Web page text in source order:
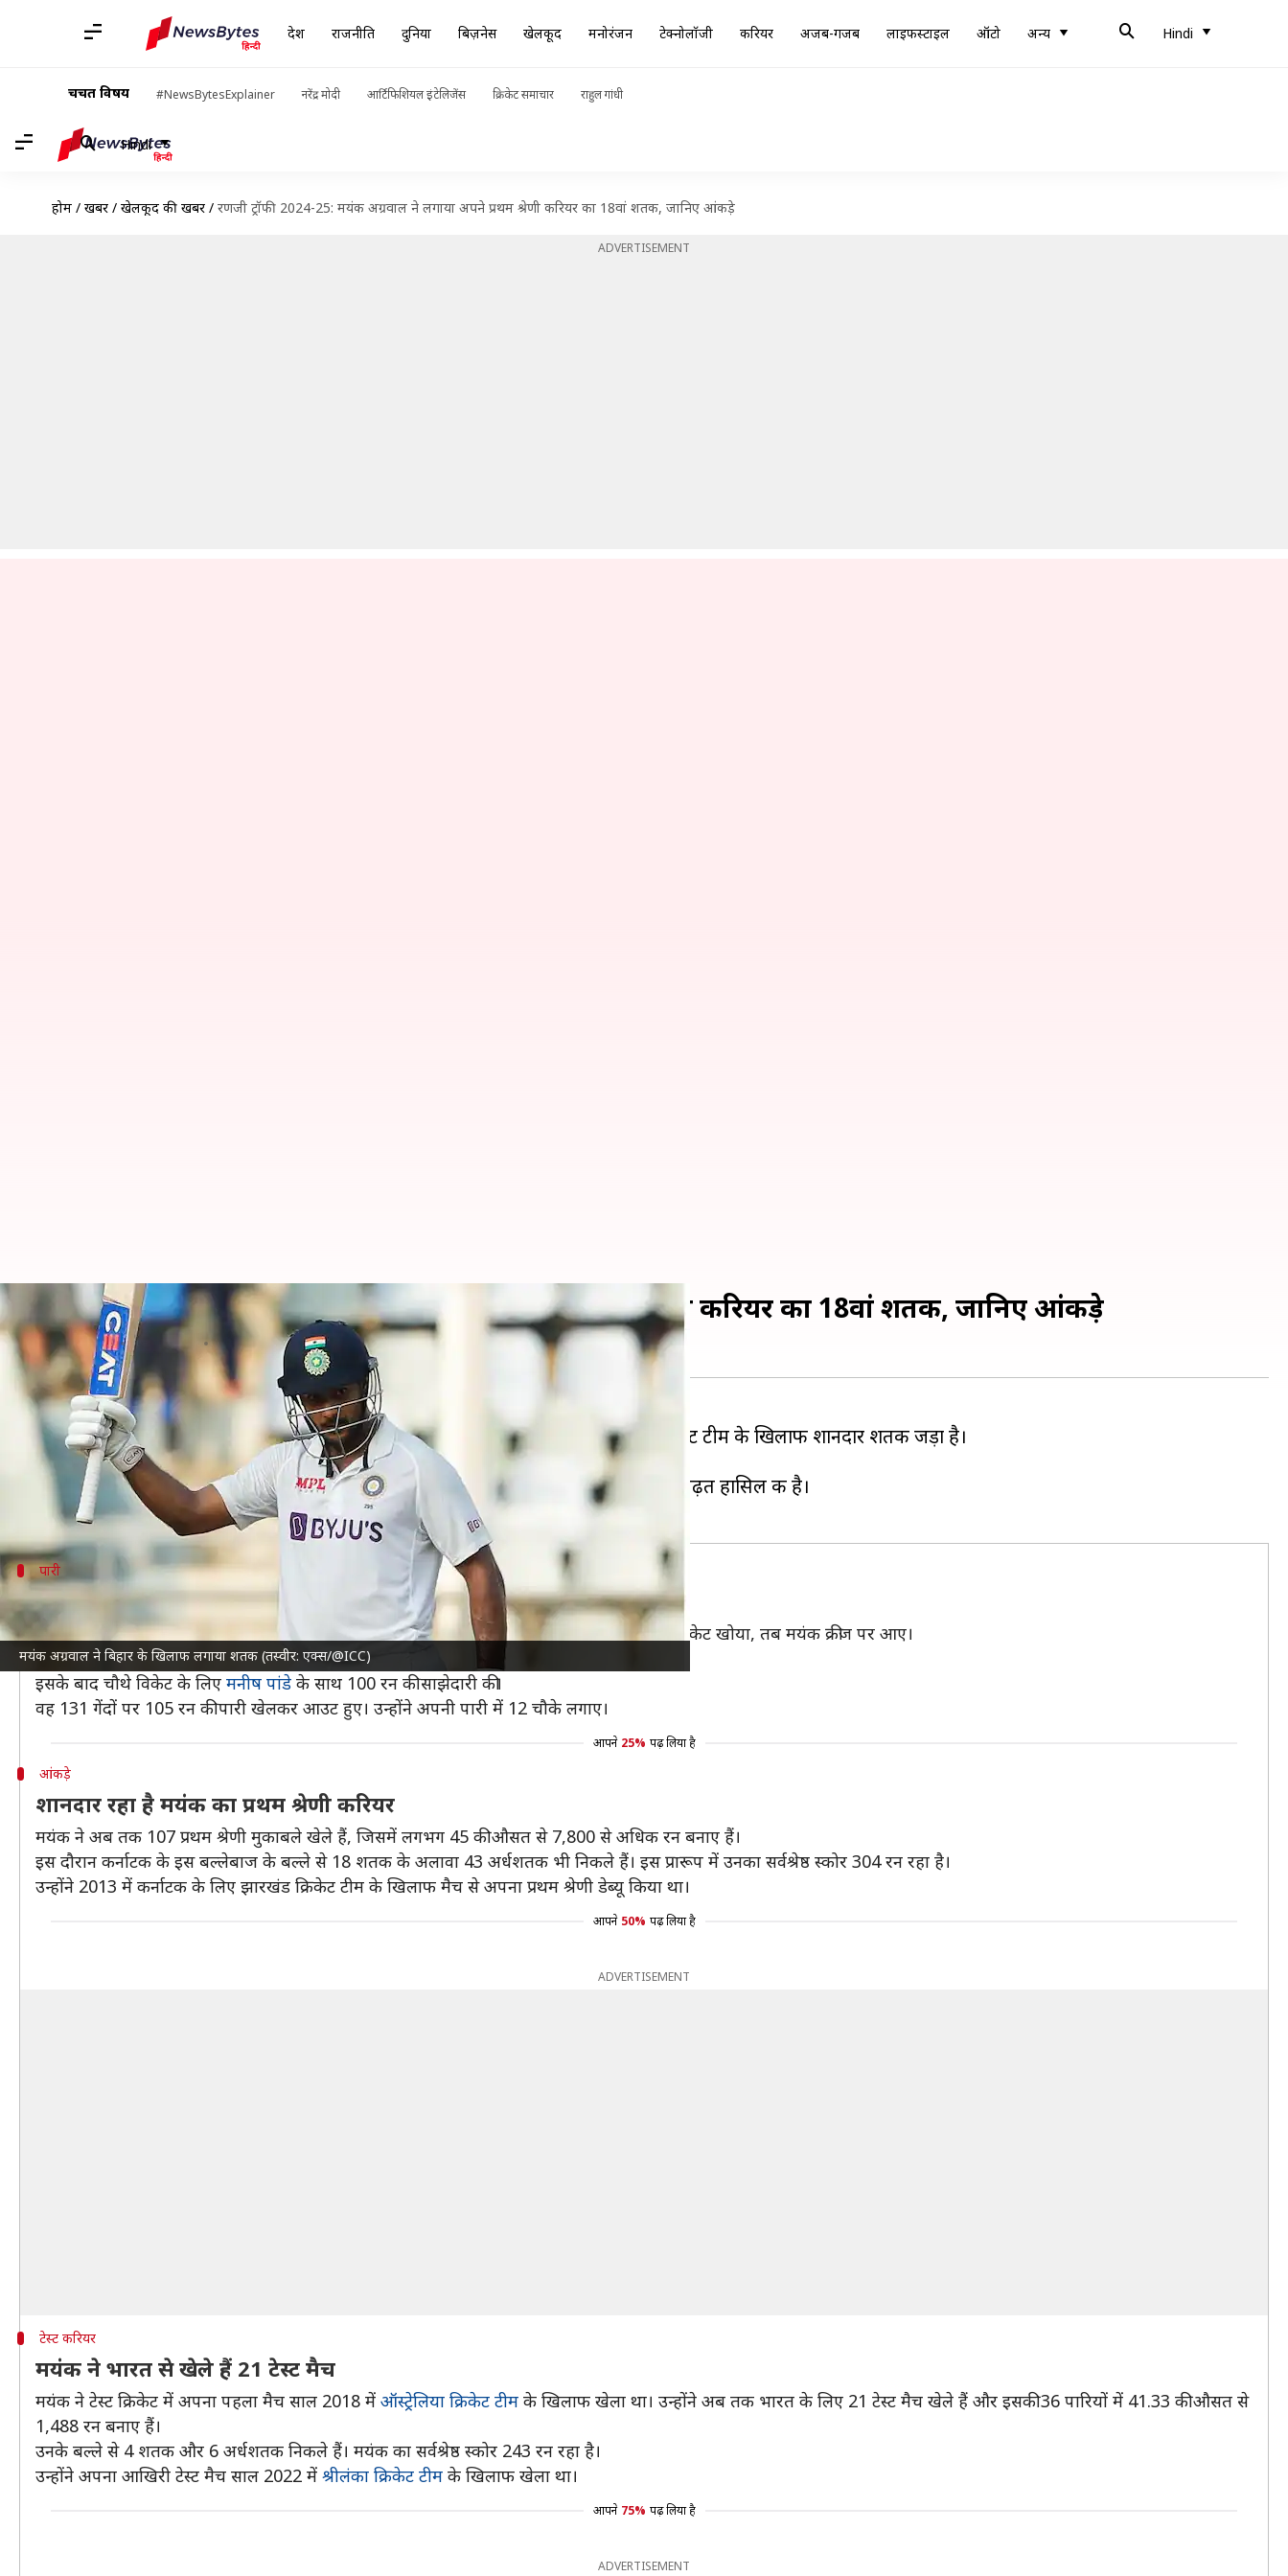
देश राजनीति दुनिया बिज़नेस खेलकूद मनोरंजन टेक्नोलॉजी करियर अजब-गजब लाइफस्टाइल ऑटो अन्य Hindi
चर्चित विषय #NewsBytesExplainer नरेंद्र मोदी आर्टिफिशियल इंटेलिजेंस क्रिकेट समाचार राहुल गांधी
Hindi
होम / खबरें / खेलकूद की खबरें / रणजी ट्रॉफी 2024-25: मयंक अग्रवाल ने लगाया अपने प्रथम श्रेणी करियर का 18वां शतक, जानिए आंकड़े
ADVERTISEMENT
मयंक अग्रवाल ने बिहार के खिलाफ लगाया शतक (तस्वीर: एक्स/@ICC)
रणजी ट्रॉफी 2024-25: मयंक अग्रवाल ने लगाया अपने प्रथम श्रेणी करियर का 18वां शतक, जानिए आंकड़े
अंकित पसबोला Oct 28, 2024 05:22 pm
क्या है खबर?
इस समय खेली जा रही रणजी ट्रॉफी में कर्नाटक क्रिकेट टीम के कप्तान मयंक अग्रवाल
ने बिहार क्रिकेट टीम के खिलाफ शानदार शतक जड़ा है।
यह उनके प्रथम श्रेणी करियर का कुल 18वां शतक है।
तीसरे दिन के खेल की समाप्ति तक मयंक की पारी की मदद से कर्नाटक ने बिहार के खिलाफ मजबूत बढ़त हासिल की है।
पारी
ऐसी रही मयंक की पारी
बिहार की पहली पारी (143/10) के जवाब में कर्नाटक क्रिकेट टीम
ने जब 30 के स्कोर पर अपना पहला विकेट खोया, तब मयंक क्रीज पर आए।
उन्होंने तीसरे विकेट के लिए स्मरण आर के साथ 80 रन की साझेदारी की।
इसके बाद चौथे विकेट के लिए मनीष पांडे के साथ 100 रन की साझेदारी की।
वह 131 गेंदों पर 105 रन की पारी खेलकर आउट हुए। उन्होंने अपनी पारी में 12 चौके लगाए।
आपने 25% पढ़ लिया है
आंकड़े
शानदार रहा है मयंक का प्रथम श्रेणी करियर
मयंक ने अब तक 107 प्रथम श्रेणी मुकाबले खेले हैं, जिसमें लगभग 45 की औसत से 7,800 से अधिक रन बनाए हैं।
इस दौरान कर्नाटक के इस बल्लेबाज के बल्ले से 18 शतक के अलावा 43 अर्धशतक भी निकले हैं। इस प्रारूप में उनका सर्वश्रेष्ठ स्कोर 304 रन रहा है।
उन्होंने 2013 में कर्नाटक के लिए झारखंड क्रिकेट टीम के खिलाफ मैच से अपना प्रथम श्रेणी डेब्यू किया था।
आपने 50% पढ़ लिया है
ADVERTISEMENT
टेस्ट करियर
मयंक ने भारत से खेले हैं 21 टेस्ट मैच
मयंक ने टेस्ट क्रिकेट में अपना पहला मैच साल 2018 में ऑस्ट्रेलिया क्रिकेट टीम के खिलाफ खेला था। उन्होंने अब तक भारत के लिए 21 टेस्ट मैच खेले हैं और इसकी 36 पारियों में 41.33 की औसत से
1,488 रन बनाए हैं।
उनके बल्ले से 4 शतक और 6 अर्धशतक निकले हैं। मयंक का सर्वश्रेष्ठ स्कोर 243 रन रहा है।
उन्होंने अपना आखिरी टेस्ट मैच साल 2022 में श्रीलंका क्रिकेट टीम के खिलाफ खेला था।
आपने 75% पढ़ लिया है
ADVERTISEMENT